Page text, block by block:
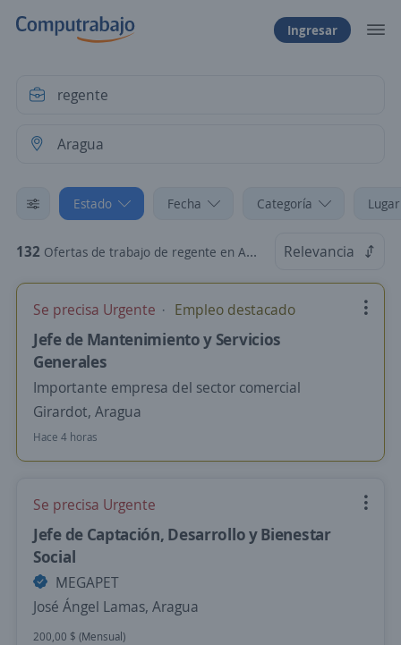
Ingresar
Estado Fecha Categoría
132 Ofertas de trabajo de regente en Aragua Relevancia
Se precisa Urgente Empleo destacado
Jefe de Mantenimiento y Servicios
Generales
Importante empresa del sector comercial
Girardot, Aragua
Hace 4 horas
Se precisa Urgente
Jefe de Captación, Desarrollo y Bienestar
Social
MEGAPET
José Ángel Lamas, Aragua
200,00 $ (Mensual)